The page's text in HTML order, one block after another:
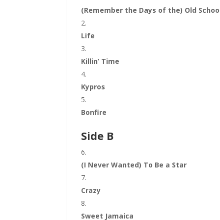
(Remember the Days of the) Old
Life
Killin’ Time
Kypros
Bonfire
Side B
(I Never Wanted) To Be a Star
Crazy
Sweet Jamaica